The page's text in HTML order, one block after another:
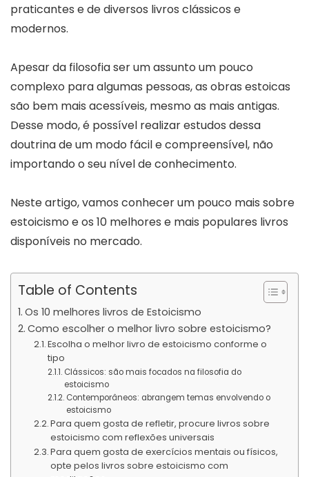
praticantes e de diversos livros clássicos e
modernos.
Apesar da filosofia ser um assunto um pouco
complexo para algumas pessoas, as obras estoicas
são bem mais acessíveis, mesmo as mais antigas.
Desse modo, é possível realizar estudos dessa
doutrina de um modo fácil e compreensível, não
importando o seu nível de conhecimento.
Neste artigo, vamos conhecer um pouco mais sobre
estoicismo e os 10 melhores e mais populares livros
disponíveis no mercado.
Table of Contents
Os 10 melhores livros de Estoicismo
Como escolher o melhor livro sobre estoicismo?
Escolha o melhor livro de estoicismo conforme o
tipo
Clássicos: são mais focados na filosofia do
estoicismo
Contemporâneos: abrangem temas envolvendo o
estoicismo
Para quem gosta de refletir, procure livros sobre
estoicismo com reflexões universais
Para quem gosta de exercícios mentais ou físicos,
opte pelos livros sobre estoicismo com